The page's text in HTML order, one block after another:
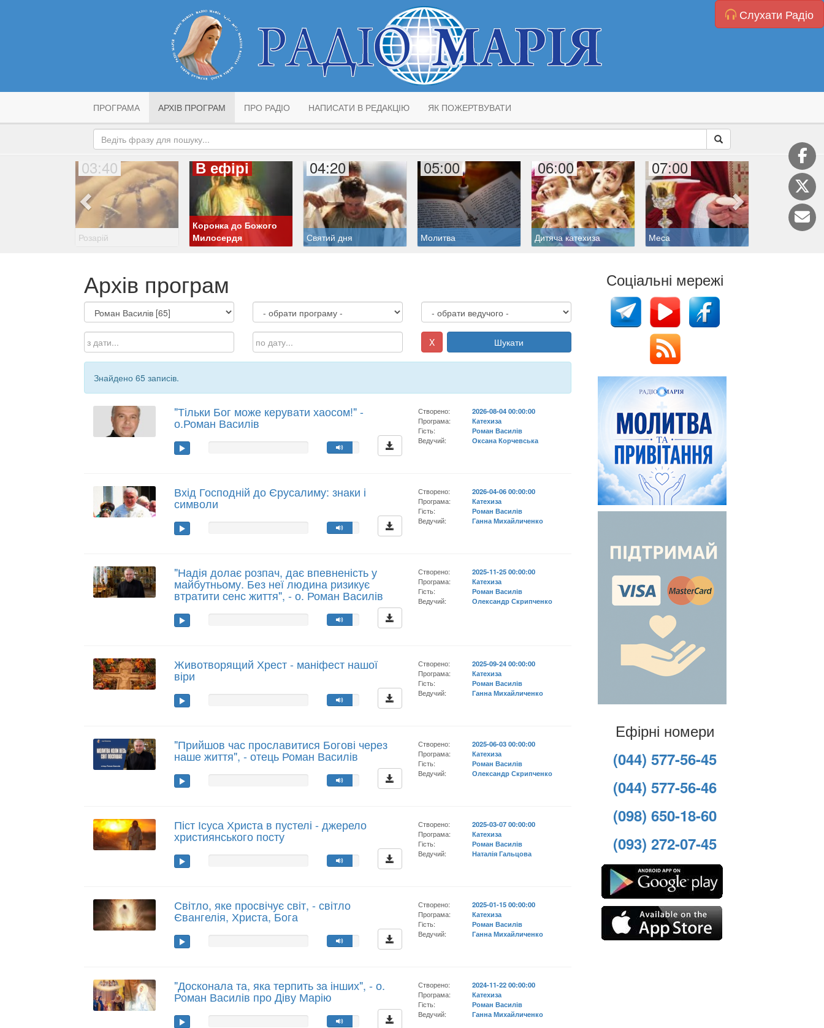
Слухати Радіо
ПРОГРАМА АРХІВ ПРОГРАМ ПРО РАДІО НАПИСАТИ В РЕДАКЦІЮ ЯК ПОЖЕРТВУВАТИ
03:40
Розарій
В ефірі
Коронка до Божого
Милосердя
04:20
Святий дня
05:00
Молитва
06:00
Дитяча катехиза
07:00
Меса
07:40
Архів програм
X Шукати
Знайдено 65 записів.
"Тільки Бог може керувати хаосом!" -
о.Роман Василів
Створено:
2026-08-04 00:00:00
Програма:
Катехиза
Гість:
Роман Василів
Ведучий:
Оксана Корчевська
Вхід Господній до Єрусалиму: знаки і
символи
Створено:
2026-04-06 00:00:00
Програма:
Катехиза
Гість:
Роман Василів
Ведучий:
Ганна Михайличенко
"Надія долає розпач, дає впевненість у
майбутньому. Без неї людина ризикує
втратити сенс життя", - о. Роман Василів
Створено:
2025-11-25 00:00:00
Програма:
Катехиза
Гість:
Роман Василів
Ведучий:
Олександр Скрипченко
Животворящий Хрест - маніфест нашої
віри
Створено:
2025-09-24 00:00:00
Програма:
Катехиза
Гість:
Роман Василів
Ведучий:
Ганна Михайличенко
"Прийшов час прославитися Богові через
наше життя", - отець Роман Василів
Створено:
2025-06-03 00:00:00
Програма:
Катехиза
Гість:
Роман Василів
Ведучий:
Олександр Скрипченко
Піст Ісуса Христа в пустелі - джерело
християнського посту
Створено:
2025-03-07 00:00:00
Програма:
Катехиза
Гість:
Роман Василів
Ведучий:
Наталія Гальцова
Світло, яке просвічує світ, - світло
Євангелія, Христа, Бога
Створено:
2025-01-15 00:00:00
Програма:
Катехиза
Гість:
Роман Василів
Ведучий:
Ганна Михайличенко
"Досконала та, яка терпить за інших", - о.
Роман Василів про Діву Марію
Створено:
2024-11-22 00:00:00
Програма:
Катехиза
Гість:
Роман Василів
Ведучий:
Ганна Михайличенко
Соціальні мережі
Ефірні номери
(044) 577-56-45
(044) 577-56-46
(098) 650-18-60
(093) 272-07-45